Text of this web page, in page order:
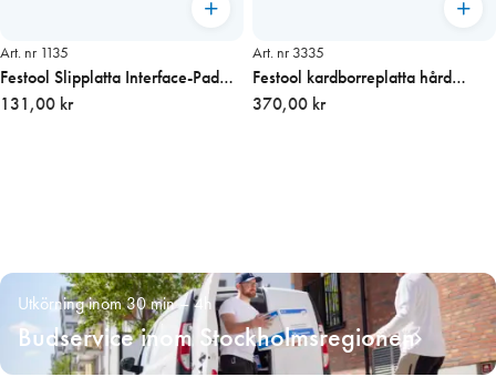
Art. nr 1135
Festool Slipplatta Interface-Pad
RO 90
131,00 kr
Art. nr 3335
Festool kardborreplatta hård
RAS115 , 115 mm
370,00 kr
Utkörning inom 30 min – 4h
Budservice inom Stockholmsregionen